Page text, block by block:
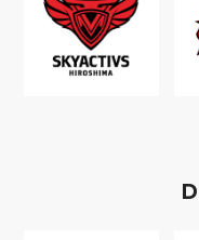
D